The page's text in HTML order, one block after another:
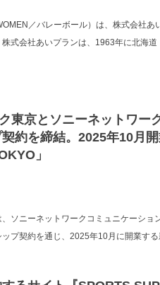
／バレーボール）は、株式会社あ
式会社あいプランは、1963年に北海道
東京とソニーネットワー
約を締結。2025年10月
」
ソニーネットワークコミュニケーショ
プ契約を通じ、2025年10月に開業する